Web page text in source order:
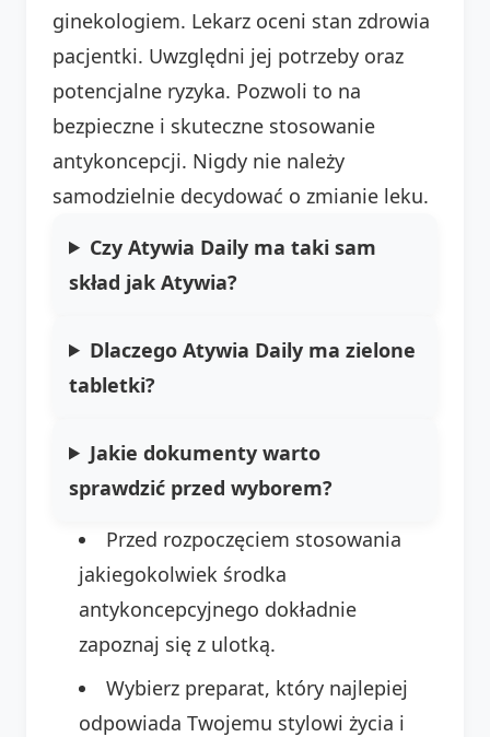
ginekologiem. Lekarz oceni stan zdrowia
pacjentki. Uwzględni jej potrzeby oraz
potencjalne ryzyka. Pozwoli to na
bezpieczne i skuteczne stosowanie
antykoncepcji. Nigdy nie należy
samodzielnie decydować o zmianie leku.
Czy Atywia Daily ma taki sam
skład jak Atywia?
Dlaczego Atywia Daily ma zielone
tabletki?
Jakie dokumenty warto
sprawdzić przed wyborem?
Przed rozpoczęciem stosowania
jakiegokolwiek środka
antykoncepcyjnego dokładnie
zapoznaj się z ulotką.
Wybierz preparat, który najlepiej
odpowiada Twojemu stylowi życia i